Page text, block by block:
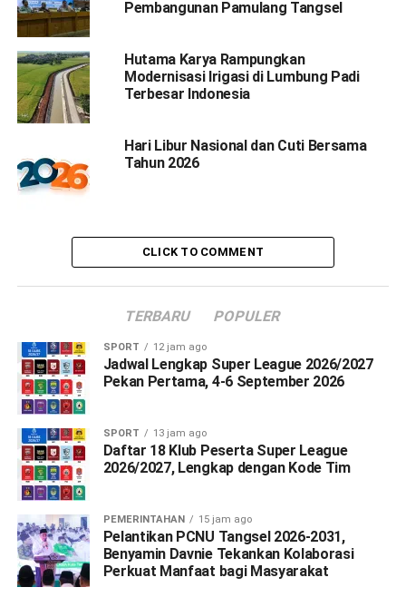
Pembangunan Pamulang Tangsel
Hutama Karya Rampungkan
Modernisasi Irigasi di Lumbung Padi
Terbesar Indonesia
Hari Libur Nasional dan Cuti Bersama
Tahun 2026
CLICK TO COMMENT
TERBARU POPULER
SPORT 12 jam ago
Jadwal Lengkap Super League 2026/2027
Pekan Pertama, 4-6 September 2026
SPORT 13 jam ago
Daftar 18 Klub Peserta Super League
2026/2027, Lengkap dengan Kode Tim
PEMERINTAHAN 15 jam ago
Pelantikan PCNU Tangsel 2026-2031,
Benyamin Davnie Tekankan Kolaborasi
Perkuat Manfaat bagi Masyarakat